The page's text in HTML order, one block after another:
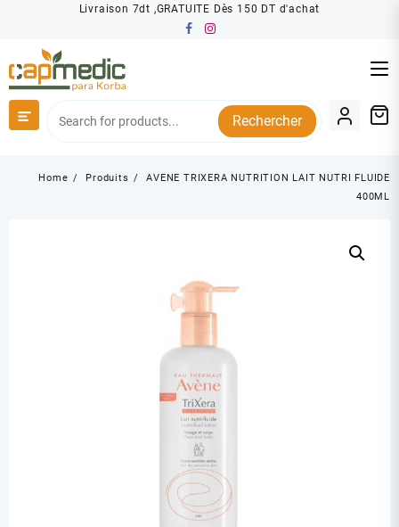
Livraison 7dt ,GRATUITE Dès 150 DT d'achat
Rechercher
Home Produits
AVENE TRIXERA NUTRITION LAIT NUTRI FLUIDE
400ML